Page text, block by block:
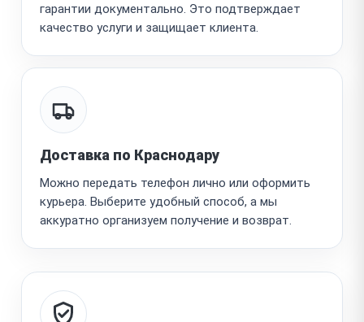
гарантии документально. Это подтверждает
качество услуги и защищает клиента.
Доставка по Краснодару
Можно передать телефон лично или оформить
курьера. Выберите удобный способ, а мы
аккуратно организуем получение и возврат.